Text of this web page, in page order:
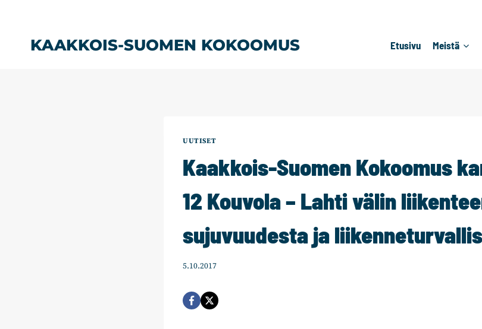
KAAKKOIS-SUOMEN KOKOOMUS Etusivu Meistä
UUTISET
Kaakkois-Suomen Kokoomus
12 Kouvola – Lahti välin
sujuvuudesta ja
5.10.2017